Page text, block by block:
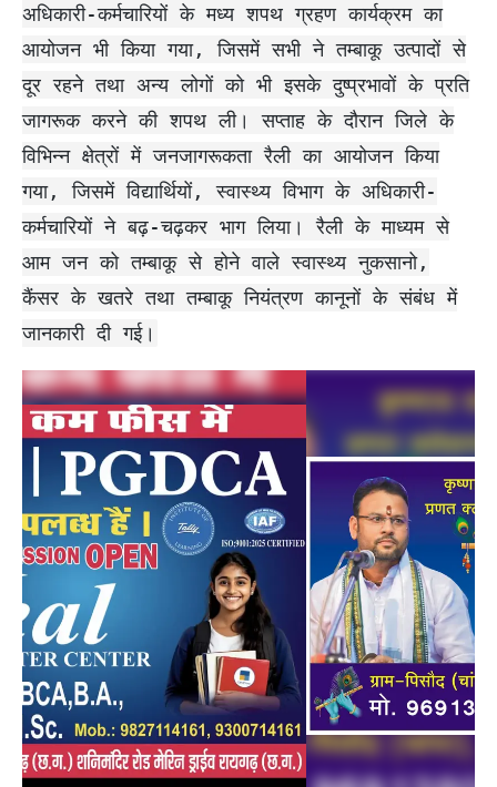
अधिकारी-कर्मचारियों के मध्य शपथ ग्रहण कार्यक्रम का
आयोजन भी किया गया, जिसमें सभी ने तम्बाकू उत्पादों से
दूर रहने तथा अन्य लोगों को भी इसके दुष्प्रभावों के प्रति
जागरूक करने की शपथ ली। सप्ताह के दौरान जिले के
विभिन्न क्षेत्रों में जनजागरूकता रैली का आयोजन किया
गया, जिसमें विद्यार्थियों, स्वास्थ्य विभाग के अधिकारी-
कर्मचारियों ने बढ़-चढ़कर भाग लिया। रैली के माध्यम से
आम जन को तम्बाकू से होने वाले स्वास्थ्य नुकसानो,
कैंसर के खतरे तथा तम्बाकू नियंत्रण कानूनों के संबंध में
जानकारी दी गई।